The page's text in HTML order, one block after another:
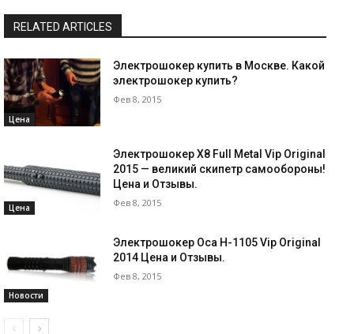
RELATED ARTICLES
Цена
Электрошокер купить в Москве. Какой
электрошокер купить?
Фев 8, 2015
Цена
Электрошокер Х8 Full Metal Vip Original
2015 — великий скипетр самообороны!
Цена и Отзывы.
Фев 8, 2015
Новости
Электрошокер Оса H-1105 Vip Original
2014 Цена и Отзывы.
Фев 8, 2015